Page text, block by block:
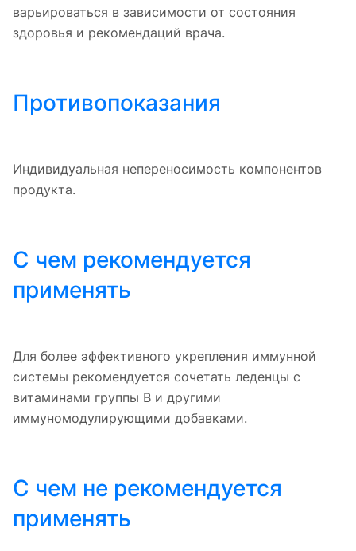
варьироваться в зависимости от состояния
здоровья и рекомендаций врача.
Противопоказания
Индивидуальная непереносимость компонентов
продукта.
С чем рекомендуется
применять
Для более эффективного укрепления иммунной
системы рекомендуется сочетать леденцы с
витаминами группы В и другими
иммуномодулирующими добавками.
С чем не рекомендуется
применять